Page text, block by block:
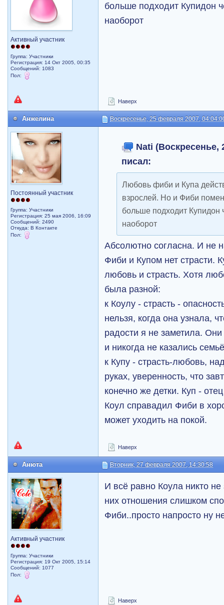
Активный участник
Группа: Участники
Регистрация: 14 Окт 2005, 00:35
Сообщений: 1083
Пол:
больше подходит Купидон
наоборот
Наверх
Анжелина Воскресенье, 25 февраля 2007,
Постоянный участник
Группа: Участники
Регистрация: 25 мая 2006, 16:09
Сообщений: 2490
Откуда: В Контакте
Пол:
Nati (Воскресенье,
писал:
Любовь фиби и Купа
взрослей. Но и Фиби
больше подходит Купидон
наоборот
Абсолютно согласна. И не
Фиби и Купом нет страсти.
любовь и страсть. Хотя
была разной:
к Коулу - страсть -
нельзя, когда она узнала,
радости я не заметила.
и никогда не казались
к Купу - страсть-любовь,
руках, уверенность, что
конечно же детки. Куп -
Коул справадил Фиби в
может уходить на покой.
Наверх
Анюта Вторник, 27 февраля 2007, 14:30:58
Активный участник
Группа: Участники
Регистрация: 19 Окт 2005, 15:14
Сообщений: 1077
Пол:
И всё равно Коула никто
них отношения слишком
Фиби..просто напросто ну
Наверх